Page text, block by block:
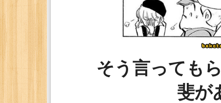
そう言っても
斐が